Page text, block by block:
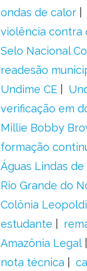
ondas de calor
violência contra
Selo Nacional
readesão
Undime CE
verificação em
Millie Bobby
formação
Águas Lindas de
Rio Grande do
Colônia
estudante
Amazônia Legal
nota técnica